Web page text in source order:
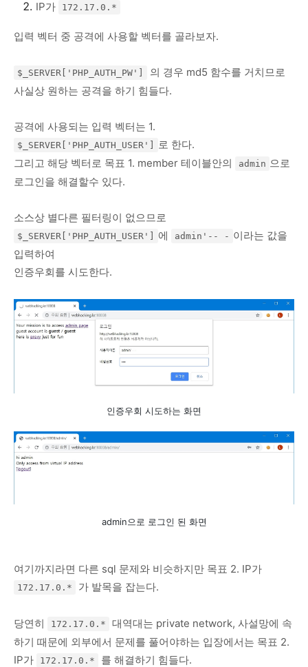
IP가 172.17.0.*
입력 벡터 중 공격에 사용할 벡터를 골라보자.
$_SERVER['PHP_AUTH_PW']
의 경우 md5 함수를 거치므로
사실상 원하는 공격을 하기 힘들다.
공격에 사용되는 입력 벡터는 1.
$_SERVER['PHP_AUTH_USER']
로 한다.
그리고 해당 벡터로 목표 1. member 테이블안의
admin 으로
로그인을 해결할수 있다.
소스상 별다른 필터링이 없으므로
$_SERVER['PHP_AUTH_USER'] 에 admin'-- - 이라는 값을
입력하여
인증우회를 시도한다.
인증우회 시도하는 화면
admin으로 로그인 된 화면
여기까지라면 다른 sql 문제와 비슷하지만 목표 2. IP가
172.17.0.* 가 발목을 잡는다.
당연히 172.17.0.*
대역대는 private network, 사설망에 속
하기 때문에 외부에서 문제를 풀어야하는 입장에서는 목표 2.
IP가
172.17.0.*
를 해결하기 힘들다.